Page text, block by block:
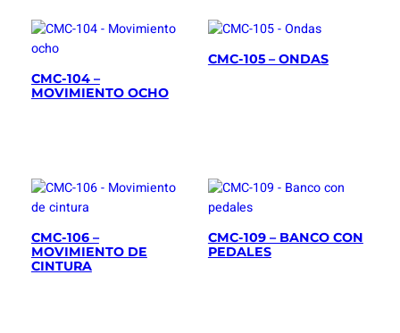
CMC-104 –
MOVIMIENTO OCHO
CMC-105 – ONDAS
CMC-106 –
MOVIMIENTO DE
CINTURA
CMC-109 – BANCO CON
PEDALES